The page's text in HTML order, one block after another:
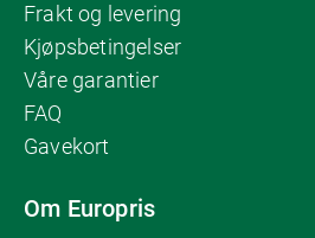
Frakt og levering
Kjøpsbetingelser
Våre garantier
FAQ
Gavekort
Om Europris